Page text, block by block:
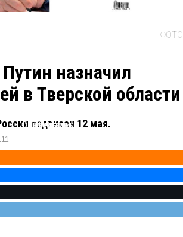
ФОТО
назначил
в Тверской области
подписан 12 мая.
Одноклассники
ВКонтакте
X
Telegram